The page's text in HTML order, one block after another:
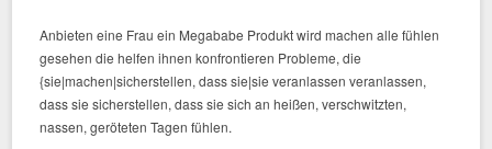
Anbieten eine Frau ein Megababe Produkt wird machen alle fühlen
gesehen die helfen ihnen konfrontieren Probleme, die
{sie|machen|sicherstellen, dass sie|sie veranlassen veranlassen,
dass sie sicherstellen, dass sie sich an heißen, verschwitzten,
nassen, geröteten Tagen fühlen.